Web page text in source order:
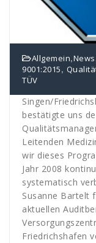
Allgemein,News
9001:2015,
TÜV
Singen/
bestätigte uns
Leitenden
wir dieses
Jahr 2008
systematisch
Susanne Bartelt
aktuellen
Friedrichshafen